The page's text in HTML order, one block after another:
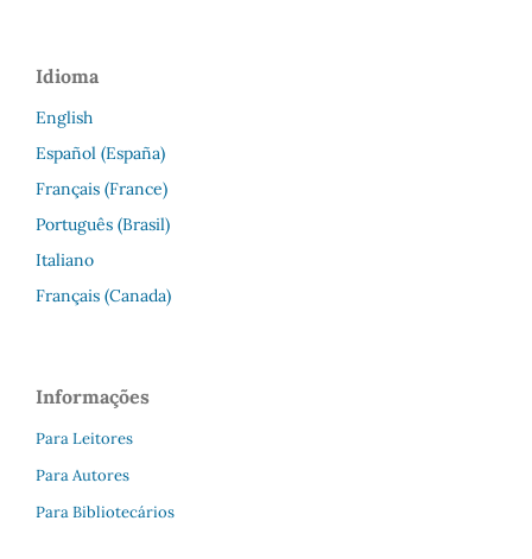
Idioma
English
Español (España)
Français (France)
Português (Brasil)
Italiano
Français (Canada)
Informações
Para Leitores
Para Autores
Para Bibliotecários